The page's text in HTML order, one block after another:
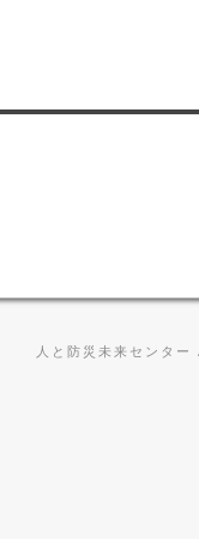
人と防災未来セン